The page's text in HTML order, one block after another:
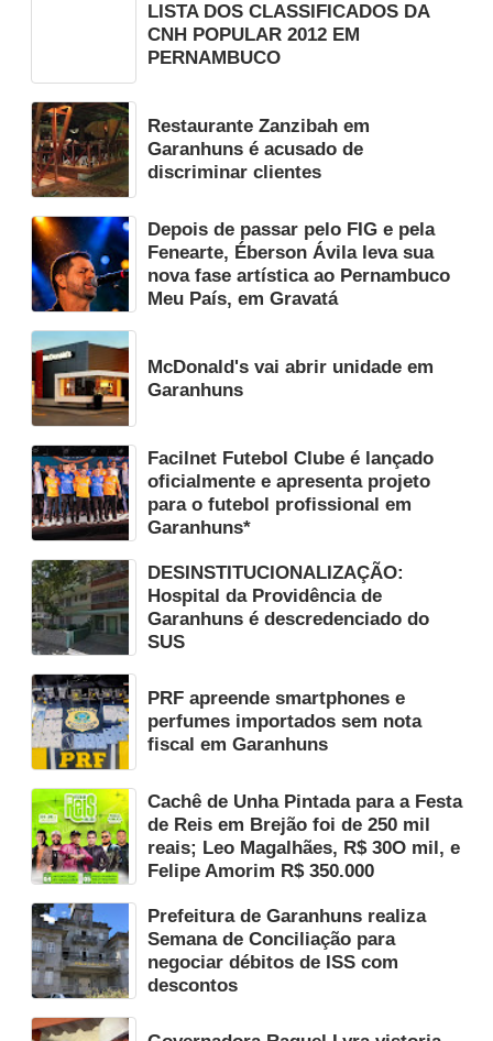
LISTA DOS CLASSIFICADOS DA
CNH POPULAR 2012 EM
PERNAMBUCO
Restaurante Zanzibah em
Garanhuns é acusado de
discriminar clientes
Depois de passar pelo FIG e pela
Fenearte, Éberson Ávila leva sua
nova fase artística ao Pernambuco
Meu País, em Gravatá
McDonald's vai abrir unidade em
Garanhuns
Facilnet Futebol Clube é lançado
oficialmente e apresenta projeto
para o futebol profissional em
Garanhuns*
DESINSTITUCIONALIZAÇÃO:
Hospital da Providência de
Garanhuns é descredenciado do
SUS
PRF apreende smartphones e
perfumes importados sem nota
fiscal em Garanhuns
Cachê de Unha Pintada para a Festa
de Reis em Brejão foi de 250 mil
reais; Leo Magalhães, R$ 30O mil, e
Felipe Amorim R$ 350.000
Prefeitura de Garanhuns realiza
Semana de Conciliação para
negociar débitos de ISS com
descontos